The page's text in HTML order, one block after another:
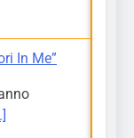
In Me”